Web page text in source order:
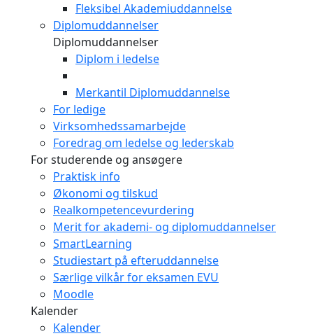
Fleksibel Akademiuddannelse
Diplomuddannelser
Diplomuddannelser
Diplom i ledelse
Merkantil Diplomuddannelse
For ledige
Virksomhedssamarbejde
Foredrag om ledelse og lederskab
For studerende og ansøgere
Praktisk info
Økonomi og tilskud
Realkompetencevurdering
Merit for akademi- og diplomuddannelser
SmartLearning
Studiestart på efteruddannelse
Særlige vilkår for eksamen EVU
Moodle
Kalender
Kalender